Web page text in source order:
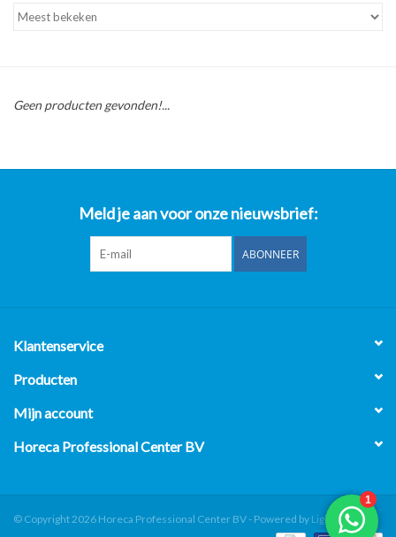
Onderdelen bakwanden
Over ons
Geen producten gevonden!...
Meld je aan voor onze nieuwsbrief:
ABONNEER
Klantenservice
Producten
Mijn account
Horeca Professional Center BV
© Copyright 2026 Horeca Professional Center BV - Powered by Lightspeed